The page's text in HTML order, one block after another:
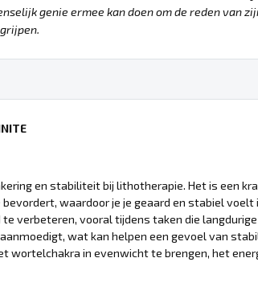
genie ermee kan doen om de reden van
en stabiliteit bij lithotherapie. Het is een
waardoor je je geaard en stabiel voelt
verbeteren, vooral tijdens taken die
wat kan helpen een gevoel van
wortelchakra in evenwicht te brengen, het